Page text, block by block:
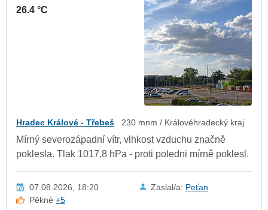
26.4 °C
Hradec Králové - Třebeš 230 mnm / Královéhradecký kraj
Mírný severozápadní vítr, vlhkost vzduchu značně
poklesla. Tlak 1017,8 hPa - proti poledni mírně poklesl.
07.08.2026, 18:20 Zaslal/a: Peťan
Pěkné+5